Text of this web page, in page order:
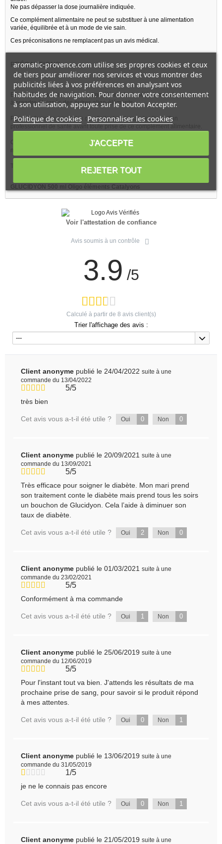
Ne pas dépasser la dose journalière indiquée.
Ce complément alimentaire ne peut se substituer à une alimentation
variée, équilibrée et à un mode de vie sain.
Ces préconisations ne remplacent pas un avis médical.
PRÉCAUTIONS
En cas de prise de plusieurs oligo-éléments, le sélénium ou le soufre sont
à prendre éloignés des autres oligo-éléments.
Pour les femmes enceintes ou allaitantes demander l'avis d'un
professionnel de santé avant toute prise de ce complément alimentaire.
Ce produit naturel n'est pas et ne peut être considéré comme un
Tenir à l'abri de la lumière, de l'humidité et de la chaleur.
GLUCIDYON 500 ml Oligo éléments Catalyons
Voir l'attestation de confiance
Avis soumis à un contrôle
3.9 /5
Calculé à partir de 8 avis client(s)
Trier l'affichage des avis :
---
Client anonyme publié le 24/04/2022 suite à une
commande du 13/04/2022
5/5
très bien
Cet avis vous a-t-il été utile ? Oui 0 Non 0
Client anonyme publié le 20/09/2021 suite à une
commande du 13/09/2021
5/5
Très efficace pour soigner le diabète. Mon mari prend
son traitement conte le diabète mais prend tous les soirs
un bouchon de Glucidyon. Cela l’aide à diminuer son
taux de diabète.
Cet avis vous a-t-il été utile ? Oui 2 Non 0
Client anonyme publié le 01/03/2021 suite à une
commande du 23/02/2021
5/5
Conformément à ma commande
Cet avis vous a-t-il été utile ? Oui 1 Non 0
Client anonyme publié le 25/06/2019 suite à une
commande du 12/06/2019
5/5
Pour l'instant tout va bien. J'attends les résultats de ma
prochaine prise de sang, pour savoir si le produit répond
à mes attentes.
Cet avis vous a-t-il été utile ? Oui 0 Non 1
Client anonyme publié le 13/06/2019 suite à une
commande du 31/05/2019
1/5
je ne le connais pas encore
Cet avis vous a-t-il été utile ? Oui 0 Non 1
Client anonyme publié le 21/05/2019 suite à une
aromatic-provence.com utilise ses propres cookies et ceux
de tiers pour améliorer nos services et vous montrer des
publicités liées à vos préférences en analysant vos
habitudes de navigation. Pour donner votre consentement
à son utilisation, appuyez sur le bouton Accepter.
Politique de cookies Personnaliser les cookies
REJETER TOUT
J'ACCEPTE